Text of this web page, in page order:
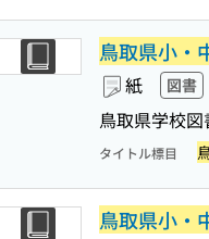
鳥取県小・
紙 図書
鳥取県学校
タイトル標目
鳥取県小・